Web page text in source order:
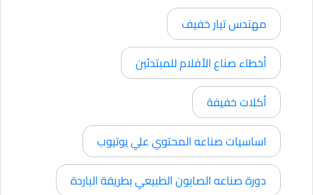
مهندس تيار خفيف
أخطاء صناع الأفلام للمبتدئين
أكلات خفيفة
اساسيات صناعه المحتوي علي يوتيوب
دورة صناعه الصابون الطبيعي بطريقة الباردة